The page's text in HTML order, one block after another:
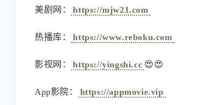
美剧网： https://mjw21.com
热播库： https://www.reboku.com
影视网： https://yingshi.cc 😍😍
App影院： https://appmovie.vip